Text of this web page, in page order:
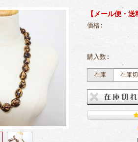
【メール便・
価格:
購入数:
在庫 在庫